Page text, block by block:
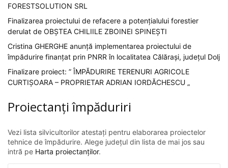
FORESTSOLUTION SRL
Finalizarea proiectului de refacere a potențialului forestier
derulat de OBȘTEA CHILIILE ZBOINEI SPINEȘTI
Cristina GHERGHE anunță implementarea proiectului de
împădurire finanțat prin PNRR în localitatea Călărași, județul Dolj
Finalizare proiect: ” ÎMPĂDURIRE TERENURI AGRICOLE
CURTIȘOARA – PROPRIETAR ADRIAN IORDĂCHESCU „
Proiectanți împăduriri
Vezi lista silvicultorilor atestați pentru elaborarea proiectelor
tehnice de împădurire. Alege județul din lista de mai jos sau
intră pe Harta proiectanților.